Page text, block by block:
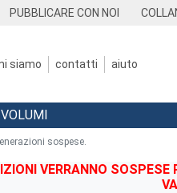
PUBBLICARE CON NOI
siamo contatti aiuto
VOLUMI
sospese.
VERRANNO